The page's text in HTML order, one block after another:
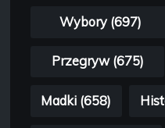
Wybory (697)
Przegryw (675)
Madki (658)